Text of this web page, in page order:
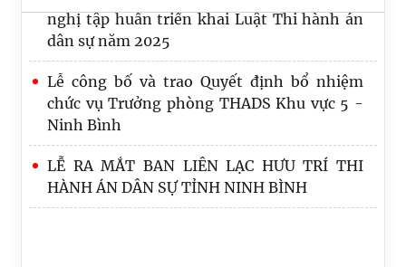
Quy định số 20-QĐ/TW về thi hành Điều lệ
Đảng: Một số vấn đề cần lưu ý về phân cấp
trong tổ chức thực hiện
Lãnh đạo Cục Quản lý Thi hành án dân sự và
Trưởng, Phó Ban
Công bố Quyết định công tác cán bộ tại Cục
Quản lý Thi hành án dân sự, Bộ Tư pháp
Thi hành án dân sự tỉnh Phú Thọ nâng cao
năng lực chuyển đổi số, đáp ứng yêu cầu cải
cách tư pháp
Thi hành án dân sự tỉnh Ninh Bình - Hội
nghị tập huấn triển khai Luật Thi hành án